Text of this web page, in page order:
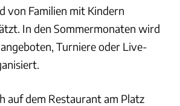
von Familien mit Kindern
In den Sommermonaten wird
Turniere oder Live-
auf dem Restaurant am Platz